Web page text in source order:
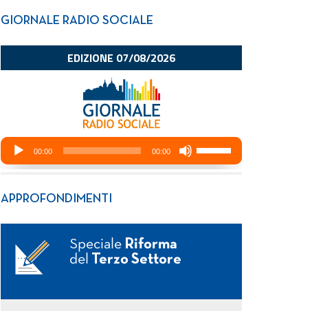
GIORNALE RADIO SOCIALE
APPROFONDIMENTI
Speciale Riforma
del
Terzo Settore